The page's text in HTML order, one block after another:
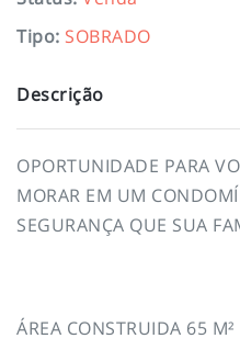
Tipo: SOBRADO
Descrição
OPORTUNIDADE PARA
MORAR EM UM
SEGURANÇA QUE SUA
ÁREA CONSTRUIDA 65 M²